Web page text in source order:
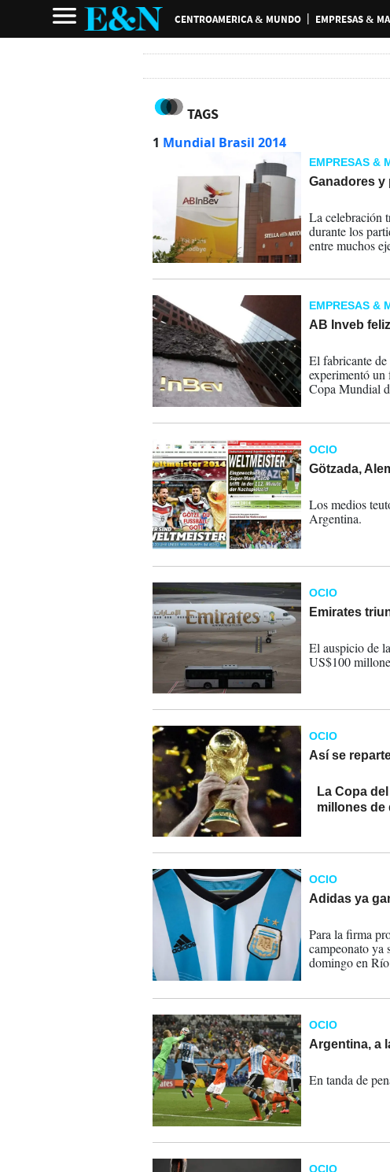
CENTROAMERICA & MUNDO EMPRESAS &
TAGS
1 Mundial Brasil 2014
EMPRESAS &
Ganadores y
La celebración
durante los
entre muchos
EMPRESAS &
AB Inveb
El fabricante
experimentó un
Copa Mundial
OCIO
Götzada,
Los medios
Argentina.
OCIO
Emirates
El auspicio de
US$100
OCIO
Así se
La Copa
millones de
OCIO
Adidas ya
Para la firma
campeonato ya
domingo en
OCIO
Argentina, a
En tanda de
OCIO